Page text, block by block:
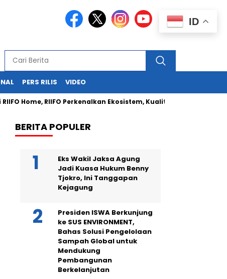
PERS RILIS VIDEO
Home, RIIFO Perkenalkan Ekosistem, Kualitas, dan Inovasi
BERITA POPULER
Eks Wakil Jaksa Agung
Jadi Kuasa Hukum Benny
Tjokro, Ini Tanggapan
Kejagung
Presiden ISWA Berkunjung
ke SUS ENVIRONMENT,
Bahas Solusi Pengelolaan
Sampah Global untuk
Mendukung
Pembangunan
Berkelanjutan
ID